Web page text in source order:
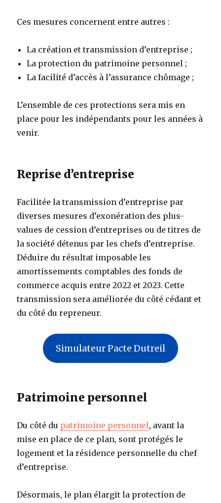
Ces mesures concernent entre autres :
La création et transmission d’entreprise ;
La protection du patrimoine personnel ;
La facilité d’accès à l’assurance chômage ;
L’ensemble de ces protections sera mis en
place pour les indépendants pour les années à
venir.
Reprise d’entreprise
Facilitée la transmission d’entreprise par
diverses mesures d’exonération des plus-
values de cession d’entreprises ou de titres de
la société détenus par les chefs d’entreprise.
Déduire du résultat imposable les
amortissements comptables des fonds de
commerce acquis entre 2022 et 2023. Cette
transmission sera améliorée du côté cédant et
du côté du repreneur.
Simulateur Pacte Dutreil
Patrimoine personnel
Du côté du patrimoine personnel, avant la
mise en place de ce plan, sont protégés le
logement et la résidence personnelle du chef
d’entreprise.
Désormais, le plan élargit la protection de